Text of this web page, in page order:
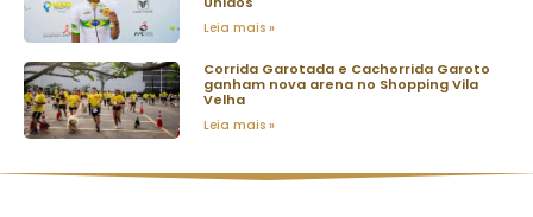
Leia mais »
Corrida Garotada e Cachorrida Garoto
ganham nova arena no Shopping Vila
Velha
Leia mais »